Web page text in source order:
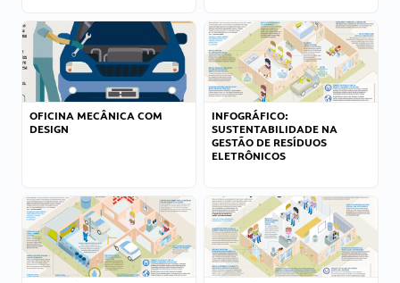
OFICINA MECÂNICA COM
DESIGN
INFOGRÁFICO:
SUSTENTABILIDADE NA
GESTÃO DE RESÍDUOS
ELETRÔNICOS